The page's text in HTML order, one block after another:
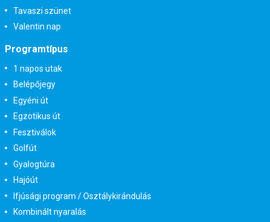
Tavaszi szünet
Valentin nap
Programtípus
1 napos utak
Belépőjegy
Egyéni út
Egzotikus út
Fesztiválok
Golfút
Gyalogtúra
Hajóút
Ifjúsági program / Osztálykirándulás
Kombinált nyaralás